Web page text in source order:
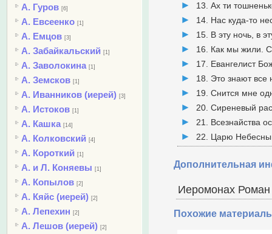
А. Гуров [6]
А. Евсеенко [1]
А. Емцов [3]
А. Забайкальский [1]
А. Заволокина [1]
А. Земсков [1]
А. Иванников (иерей) [3]
А. Истоков [1]
А. Кашка [14]
А. Колковский [4]
А. Короткий [1]
А. и Л. Коняевы [1]
А. Копылов [2]
А. Кяйс (иерей) [2]
А. Лепехин [2]
А. Лешов (иерей) [2]
13. Ах ти
14. Нас куда-то
15. В эту ночь, в
16. Как мы жили.
17. Евангелист
18. Это знают все
19. Снится мне
20. Сиреневый
21. Всезнайства
22. Царю
Дополнительная
Иеромонах Роман
Похожие